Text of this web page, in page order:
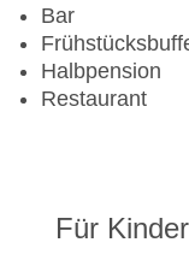
Bar
Halbpension
Restaurant
Für Kinder